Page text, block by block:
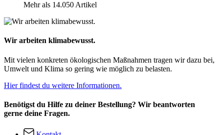
Mehr als 14.050 Artikel
Wir arbeiten klimabewusst.
Mit vielen konkreten ökologischen Maßnahmen tragen wir dazu bei,
Umwelt und Klima so gering wie möglich zu belasten.
Hier findest du weitere Informationen.
Benötigst du Hilfe zu deiner Bestellung? Wir beantworten
gerne deine Fragen.